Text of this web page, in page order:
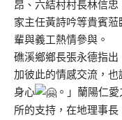
昂、六結村村長林信
家主任黃詩吟等貴賓
輩與義工熱情參與。
礁溪鄉鄉長張永德指
加彼此的情感交流，
身心
。」蘭陽仁
所的支持，在地理事